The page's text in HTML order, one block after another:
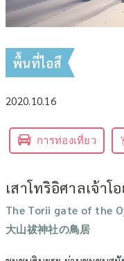
พื้นที่ไอสึ
2020.10.16
การท่องเที่ยว
เสาโทริอิศาลเจ้าโ
The Torii gate of the
大山祓神社の鳥居